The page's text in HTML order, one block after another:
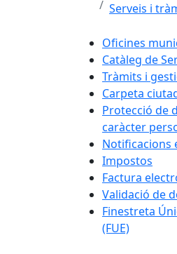
Serveis i
Oficines
Catàleg de
Tràmits i
Carpeta
Protecció de
caràcter
Notificacions
Impostos
Factura
Validació de
Finestreta
(FUE)